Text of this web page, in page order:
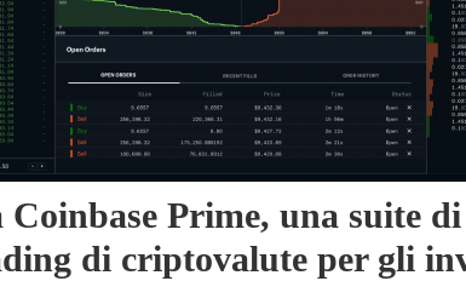
Coinbase Prime, una suite
di criptovalute per gli